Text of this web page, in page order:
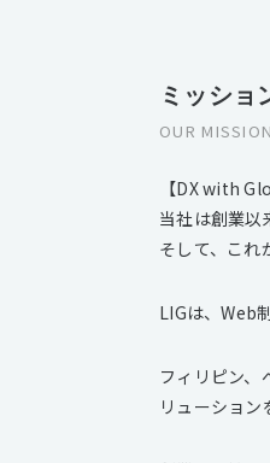
ミッショ
OUR MISSION
【DX with
当社は創業以
そして、こ
LIGは、Web
フィリピン
リューション